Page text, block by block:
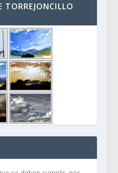
TORREJONCILLO